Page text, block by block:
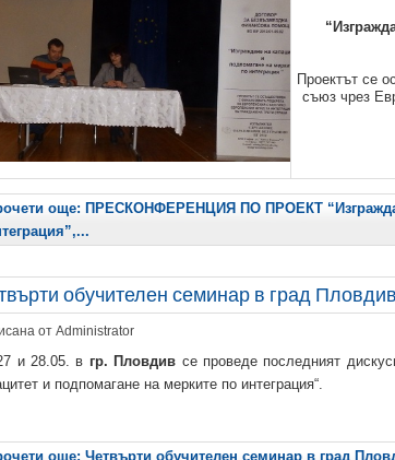
Проектът се
съюз чрез
още: ПРЕСКОНФЕРЕНЦИЯ ПО ПРОЕКТ
обучителен семинар в град Пловдив
от Administrator
и 28.05. в гр. Пловдив се проведе последният
и подпомагане на мерките по интеграция“.
още: Четвърти обучителен семинар в град